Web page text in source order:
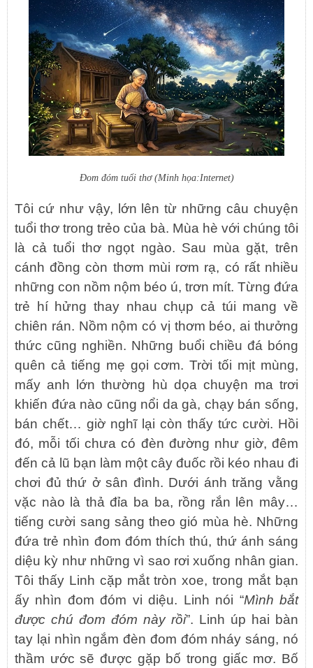
Đom đóm tuổi thơ (Minh họa:Internet)
Tôi cứ như vậy, lớn lên từ những câu chuyện
tuổi thơ trong trẻo của bà. Mùa hè với chúng tôi
là cả tuổi thơ ngọt ngào. Sau mùa gặt, trên
cánh đồng còn thơm mùi rơm rạ, có rất nhiều
những con nồm nộm béo ú, trơn mít. Từng đứa
trẻ hí hửng thay nhau chụp cả túi mang về
chiên rán. Nồm nộm có vị thơm béo, ai thưởng
thức cũng nghiền. Những buổi chiều đá bóng
quên cả tiếng mẹ gọi cơm. Trời tối mịt mùng,
mấy anh lớn thường hù dọa chuyện ma trơi
khiến đứa nào cũng nổi da gà, chạy bán sống,
bán chết… giờ nghĩ lại còn thấy tức cười. Hồi
đó, mỗi tối chưa có đèn đường như giờ, đêm
đến cả lũ bạn làm một cây đuốc rồi kéo nhau đi
chơi đủ thứ ở sân đình. Dưới ánh trăng vằng
vặc nào là thả đỉa ba ba, rồng rắn lên mây…
tiếng cười sang sảng theo gió mùa hè. Những
đứa trẻ nhìn đom đóm thích thú, thứ ánh sáng
diệu kỳ như những vì sao rơi xuống nhân gian.
Tôi thấy Linh cặp mắt tròn xoe, trong mắt bạn
ấy nhìn đom đóm vi diệu. Linh nói “Mình bắt
được chú đom đóm này rồi”. Linh úp hai bàn
tay lại nhìn ngắm đèn đom đóm nháy sáng, nó
thầm ước sẽ được gặp bố trong giấc mơ. Bố